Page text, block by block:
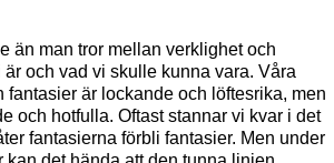
än man tror mellan verklighet och
och vad vi skulle kunna vara. Våra
fantasier är lockande och löftesrika, men
och hotfulla. Oftast stannar vi kvar i det
fantasierna förbli fantasier. Men under